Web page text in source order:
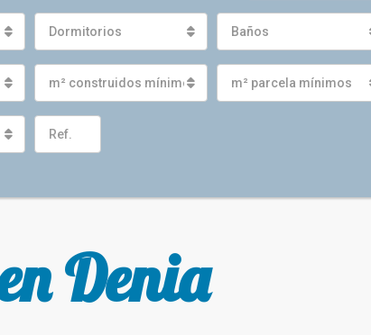
Dormitorios Baños
m² construidos mínimos m² parcela mínimos
Denia